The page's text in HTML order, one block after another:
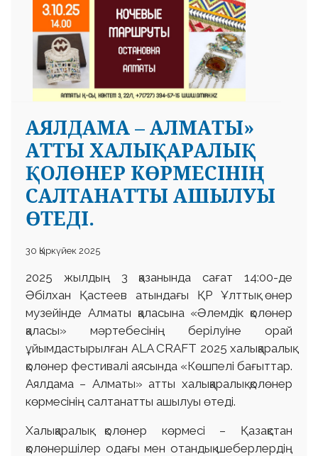
АЯЛДАМА – АЛМАТЫ»
АТТЫ ХАЛЫҚАРАЛЫҚ
ҚОЛӨНЕР КӨРМЕСІНІҢ
САЛТАНАТТЫ АШЫЛУЫ
ӨТЕДІ.
30 Қыркүйек 2025
2025 жылдың 3 қазанында сағат 14:00-де
Әбілхан Қастеев атындағы ҚР Ұлттық өнер
музейінде Алматы қаласына «Әлемдік қолөнер
қаласы» мәртебесінің берілуіне орай
ұйымдастырылған ALA CRAFT 2025 халықаралық
қолөнер фестивалі аясында «Көшпелі бағыттар.
Аялдама – Алматы» атты халықаралық қолөнер
көрмесінің салтанатты ашылуы өтеді.
Халықаралық қолөнер көрмесі – Қазақстан
қолөнершілер одағы мен отандық шеберлердің